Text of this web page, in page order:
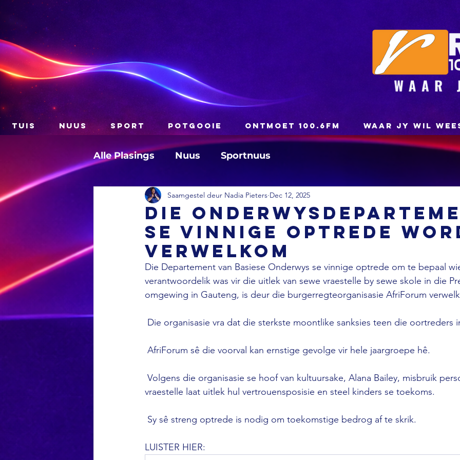
TUIS NUUS SPORT POTGOOIE ONTMOET 100.6FM WAAR JY WIL
Alle Plasings Nuus Sportnuus
Die
se vinnige optrede
verwelkom
Saamgestel deur Nadia Pieters Dec 12, 2025
Die Departement van Basiese Onderwys se vinnige optrede om te bepaal
verantwoordelik was vir die uitlek van sewe vraestelle by sewe skole in die
omgewing in Gauteng, is deur die burgerregteorganisasie AfriForum
Die organisasie vra dat die sterkste moontlike sanksies teen die oortreders
AfriForum sê die voorval kan ernstige gevolge vir hele jaargroepe hê.
vraestelle laat uitlek hul vertrouensposisie en steel kinders se toekoms.
Sy sê streng optrede is nodig om toekomstige bedrog af te skrik.
LUISTER HIER: